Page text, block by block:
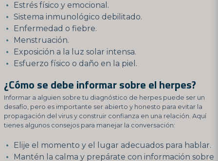
Estrés físico y emocional.
Sistema inmunológico debilitado.
Enfermedad o fiebre.
Menstruación.
Exposición a la luz solar intensa.
Esfuerzo físico o daño en la piel.
¿Cómo se debe informar sobre el herpes?
Informar a alguien sobre tu diagnóstico de herpes puede ser un
desafío, pero es importante ser abierto y honesto para evitar la
propagación del virus y construir confianza en una relación. Aquí
tienes algunos consejos para manejar la conversación:
Elije el momento y el lugar adecuados para hablar.
Mantén la calma y prepárate con información sobre